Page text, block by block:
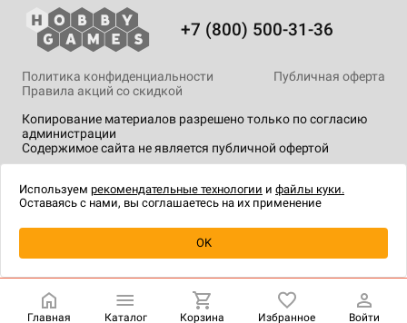
+7 (800) 500-31-36
Копирование материалов разрешено только по согласию
администрации
Содержимое сайта не является публичной офертой
Политика конфиденциальности
Публичная оферта
Правила акций со скидкой
технологии.
Главная Каталог Корзина Избранное Войти
Используем рекомендательные технологии и файлы куки.
Оставаясь с нами, вы соглашаетесь на их применение
OK